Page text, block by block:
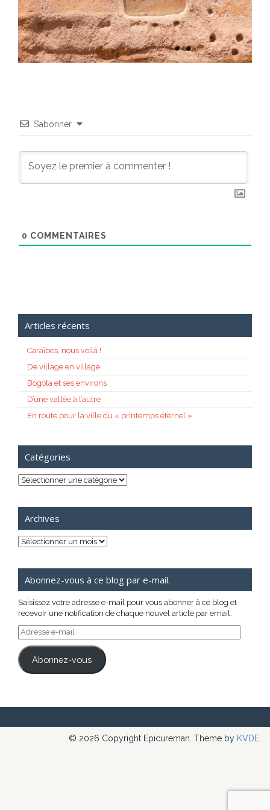
S’abonner
0 COMMENTAIRES
Articles récents
Caraïbes, nous voilà !
De village en village
Bogota et ses environs
D’une vallée à l’autre
En route pour la ville du « printemps éternel »
Catégories
Catégories
Archives
Archives
Abonnez-vous à ce blog par e-mail.
Saisissez votre adresse e-mail pour vous abonner à ce blog et
recevoir une notification de chaque nouvel article par email.
Adresse
e-
mail
Abonnez-vous
© 2026 Copyright Epicureman. Theme by KVDE.